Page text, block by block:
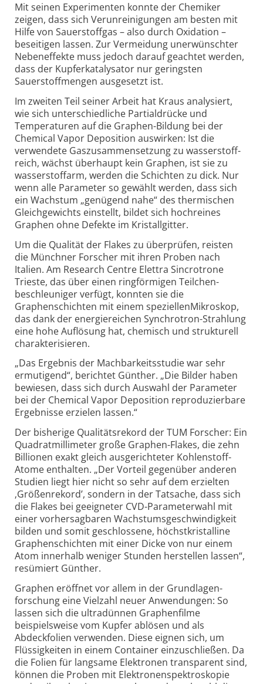
Mit seinen Experimenten konnte der Chemiker
zeigen, dass sich Verunreinigungen am besten mit
Hilfe von Sauerstoffgas – also durch Oxidation –
beseitigen lassen. Zur Vermeidung unerwünschter
Nebeneffekte muss jedoch darauf geachtet werden,
dass der Kupferkatalysator nur geringsten
Sauerstoffmengen ausgesetzt ist.
Im zweiten Teil seiner Arbeit hat Kraus analysiert,
wie sich unterschiedliche Partialdrücke und
Temperaturen auf die Graphen-Bildung bei der
Chemical Vapor Deposition auswirken: Ist die
verwendete Gaszusammensetzung zu wasserstoff­
reich, wächst überhaupt kein Graphen, ist sie zu
wasserstoff­arm, werden die Schichten zu dick. Nur
wenn alle Parameter so gewählt werden, dass sich
ein Wachstum „genügend nahe“ des thermischen
Gleichgewichts einstellt, bildet sich hochreines
Graphen ohne Defekte im Kristallgitter.
Um die Qualität der Flakes zu überprüfen, reisten
die Münchner Forscher mit ihren Proben nach
Italien. Am Research Centre Elettra Sincrotrone
Trieste, das über einen ringförmigen Teilchen­
beschleuniger verfügt, konnten sie die
Graphenschichten mit einem speziellenMikroskop,
das dank der energiereichen Synchrotron-Strahlung
eine hohe Auflösung hat, chemisch und strukturell
charakterisieren.
„Das Ergebnis der Machbarkeitsstudie war sehr
ermutigend“, berichtet Günther. „Die Bilder haben
bewiesen, dass sich durch Auswahl der Parameter
bei der Chemical Vapor Deposition reproduzierbare
Ergebnisse erzielen lassen.“
Der bisherige Qualitätsrekord der TUM Forscher: Ein
Quadrat­millimeter große Graphen-Flakes, die zehn
Billionen exakt gleich ausgerichteter Kohlenstoff-
Atome enthalten. „Der Vorteil gegenüber anderen
Studien liegt hier nicht so sehr auf dem erzielten
‚Größenrekord’, sondern in der Tatsache, dass sich
die Flakes bei geeigneter CVD-Parameterwahl mit
einer vorhersagbaren Wachstums­geschwindigkeit
bilden und somit geschlossene, höchstkristalline
Graphen­schichten mit einer Dicke von nur einem
Atom innerhalb weniger Stunden herstellen lassen“,
resümiert Günther.
Graphen eröffnet vor allem in der Grundlagen­
forschung eine Vielzahl neuer Anwendungen: So
lassen sich die ultradünnen Graphen­filme
beispielsweise vom Kupfer ablösen und als
Abdeckfolien verwenden. Diese eignen sich, um
Flüssigkeiten in einem Container einzuschließen. Da
die Folien für langsame Elektronen transparent sind,
können die Proben mit Elektronen­spektroskopie